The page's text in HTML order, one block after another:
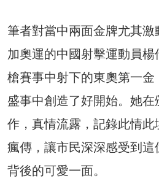
筆者對當中兩面金牌尤其
加奧運的中國射擊運動員
槍賽事中射下的東奧第一
盛事中創造了好開始。她
作，真情流露，記錄此情
瘋傳，讓市民深深感受到
背後的可愛一面。